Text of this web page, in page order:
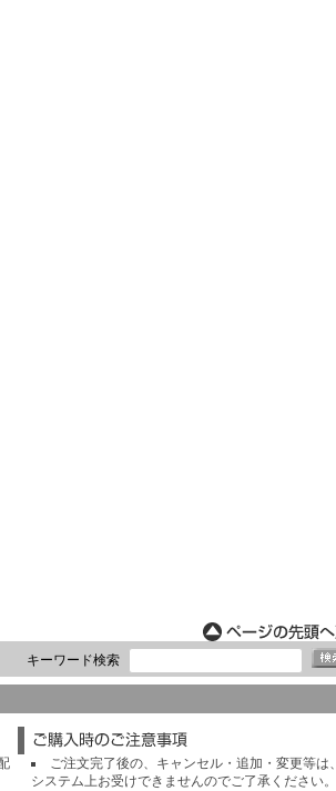
キーワード検索
ご注文完了後の、キャンセル・追加・変更等は、
システム上お受けできませんのでご了承ください。